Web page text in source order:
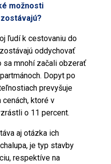
možnosti
ľudí k cestovaniu do
oddychovať
sa mnohí začali obzerať
Dopyt po
prevyšuje
cenách, ktoré v
o 11 percent.
aj otázka ich
je typ stavby
respektíve na